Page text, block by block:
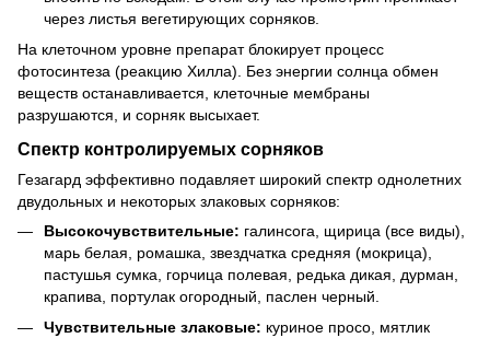
через листья вегетирующих сорняков.
На клеточном уровне препарат блокирует процесс
фотосинтеза (реакцию Хилла). Без энергии солнца обмен
веществ останавливается, клеточные мембраны
разрушаются, и сорняк высыхает.
Спектр контролируемых сорняков
Гезагард эффективно подавляет широкий спектр однолетних
двудольных и некоторых злаковых сорняков:
Высокочувствительные: галинсога, щирица (все виды),
марь белая, ромашка, звездчатка средняя (мокрица),
пастушья сумка, горчица полевая, редька дикая, дурман,
крапива, портулак огородный, паслен черный.
Чувствительные злаковые: куриное просо, мятлик